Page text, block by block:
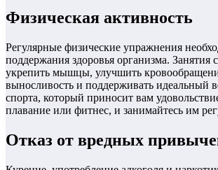
Физическая активность
Регулярные физические упражнения
поддержания здоровья организма. Занятия
укрепить мышцы, улучшить
выносливость и поддерживать идеальный
спорта, который приносит вам
плавание или фитнес, и занимайтесь им
Отказ от вредных